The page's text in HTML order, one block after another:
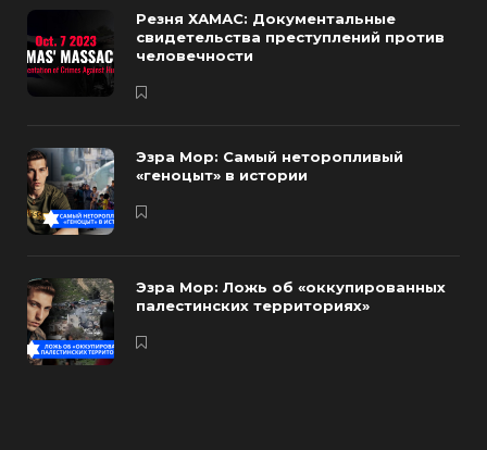
Резня ХАМАС: Документальные
свидетельства преступлений против
человечности
Эзра Мор: Самый неторопливый
«геноцыт» в истории
Эзра Мор: Ложь об «оккупированных
палестинских территориях»